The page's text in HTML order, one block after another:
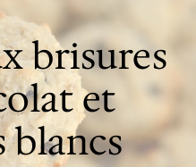
brisures
et
blancs